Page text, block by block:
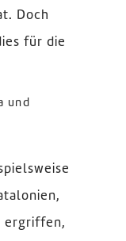
Doch
für die
und
ergriffen,